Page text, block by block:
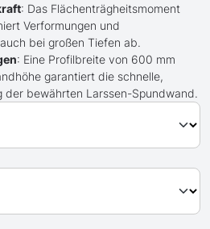
: Das Flächenträgheitsmoment
Verformungen und
bei großen Tiefen ab.
: Eine Profilbreite von 600 mm
garantiert die schnelle,
der bewährten Larssen-Spundwand.